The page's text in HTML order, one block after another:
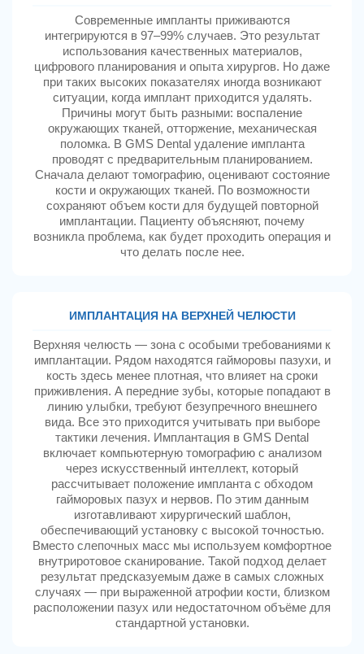
Современные импланты приживаются
интегрируются в 97–99% случаев. Это результат
использования качественных материалов,
цифрового планирования и опыта хирургов. Но даже
при таких высоких показателях иногда возникают
ситуации, когда имплант приходится удалять.
Причины могут быть разными: воспаление
окружающих тканей, отторжение, механическая
поломка. В GMS Dental удаление импланта
проводят с предварительным планированием.
Сначала делают томографию, оценивают состояние
кости и окружающих тканей. По возможности
сохраняют объем кости для будущей повторной
имплантации. Пациенту объясняют, почему
возникла проблема, как будет проходить операция и
что делать после нее.
ИМПЛАНТАЦИЯ НА ВЕРХНЕЙ ЧЕЛЮСТИ
Верхняя челюсть — зона с особыми требованиями к
имплантации. Рядом находятся гайморовы пазухи, и
кость здесь менее плотная, что влияет на сроки
приживления. А передние зубы, которые попадают в
линию улыбки, требуют безупречного внешнего
вида. Все это приходится учитывать при выборе
тактики лечения. Имплантация в GMS Dental
включает компьютерную томографию с анализом
через искусственный интеллект, который
рассчитывает положение импланта с обходом
гайморовых пазух и нервов. По этим данным
изготавливают хирургический шаблон,
обеспечивающий установку с высокой точностью.
Вместо слепочных масс мы используем комфортное
внутриротовое сканирование. Такой подход делает
результат предсказуемым даже в самых сложных
случаях — при выраженной атрофии кости, близком
расположении пазух или недостаточном объёме для
стандартной установки.